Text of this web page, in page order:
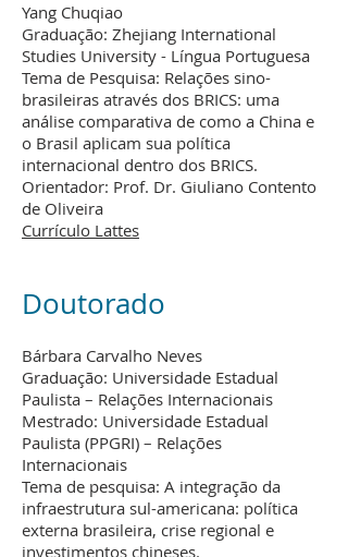
Yang Chuqiao
Graduação: Zhejiang International
Studies University - Língua Portuguesa
Tema de Pesquisa: Relações sino-
brasileiras através dos BRICS: uma
análise comparativa de como a China e
o Brasil aplicam sua política
internacional dentro dos BRICS.
Orientador: Prof. Dr. Giuliano Contento
de Oliveira
Currículo Lattes
Doutorado
Bárbara Carvalho Neves
Graduação: Universidade Estadual
Paulista – Relações Internacionais
Mestrado: Universidade Estadual
Paulista (PPGRI) – Relações
Internacionais
Tema de pesquisa: A integração da
infraestrutura sul-americana: política
externa brasileira, crise regional e
investimentos chineses.